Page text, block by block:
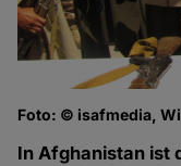
Foto: © isafmedia,
In Afghanistan ist